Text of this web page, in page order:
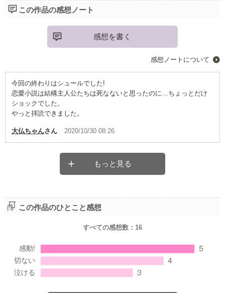
この作品の感想ノート
感想を書く
感想ノートについて
今回の終わりはシュールでした!
恋愛小説は結構主人公たちは死なないと思ったのに…ちょっとだけ
ショックでした。
やっと拝読できました。
大仏ちゃんさん 2020/10/30 08:26
もっと見る
この作品のひとこと感想
すべての感想数： 16